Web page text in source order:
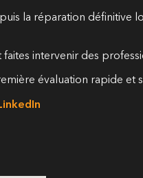
la réparation définitive
intervenir des
évaluation rapide et